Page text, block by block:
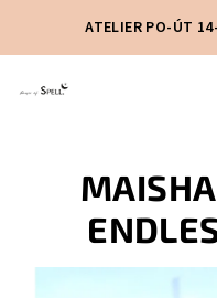
obsah
ATELIER PO-ÚT